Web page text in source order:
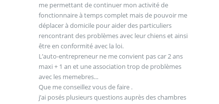
me permettant de continuer mon activité de
fonctionnaire à temps complet mais de pouvoir me
déplacer à domicile pour aider des particuliers
rencontrant des problèmes avec leur chiens et ainsi
être en conformité avec la loi.
L’auto-entrepreneur ne me convient pas car 2 ans
maxi + 1 an et une association trop de problèmes
avec les memebres...
Que me conseillez vous de faire .
j’ai posés plusieurs questions auprès des chambres